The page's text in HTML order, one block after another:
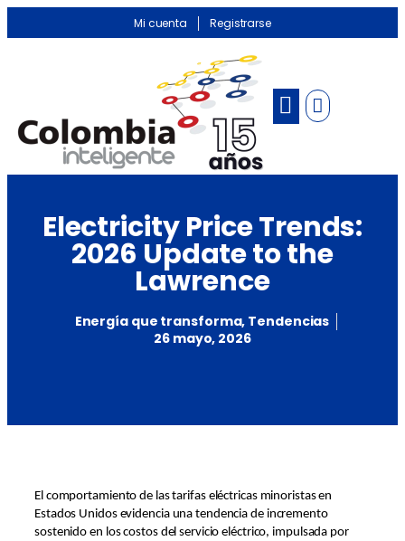
Mi cuenta Registrarse
Electricity Price Trends:
2026 Update to the
Lawrence
Energía que transforma, Tendencias
26 mayo, 2026
El comportamiento de las tarifas eléctricas minoristas en
Estados Unidos evidencia una tendencia de incremento
sostenido en los costos del servicio eléctrico, impulsada por